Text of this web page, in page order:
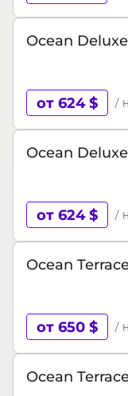
Ocean
от 624 $ /
Ocean
от 624 $ /
Ocean
от 650 $ /
Ocean